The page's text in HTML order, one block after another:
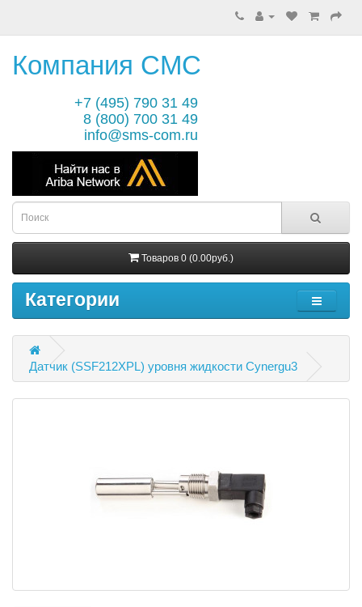
Компания СМС
+7 (495) 790 31 49
8 (800) 700 31 49
info@sms-com.ru
Товаров 0 (0.00руб.)
Категории
Датчик (SSF212XPL) уровня жидкости Cynergu3